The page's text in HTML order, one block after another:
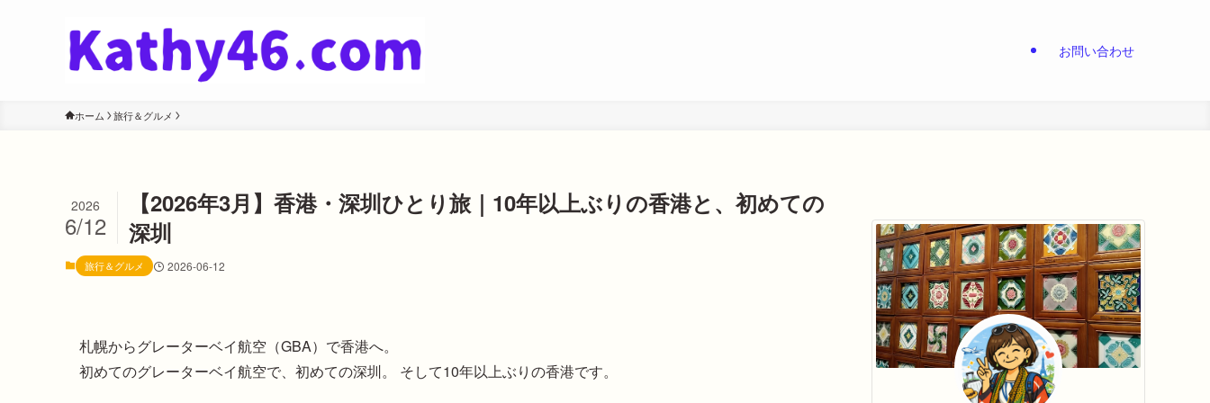
お問い合わせ
ホーム 旅行＆グルメ
【2026年3月】香港・深圳ひとり旅｜10年以上ぶりの香港と、初めての
深圳
2026
6/12
旅行＆グルメ 2026-06-12
札幌からグレーターベイ航空（GBA）で香港へ。
初めてのグレーターベイ航空で、初めての深圳。 そして10年以上ぶりの香港です。